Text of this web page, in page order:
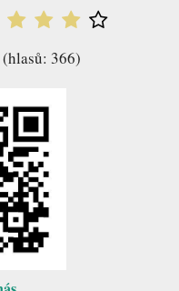
366)